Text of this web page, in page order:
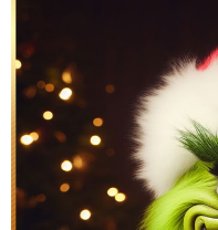
Felicitaciones de